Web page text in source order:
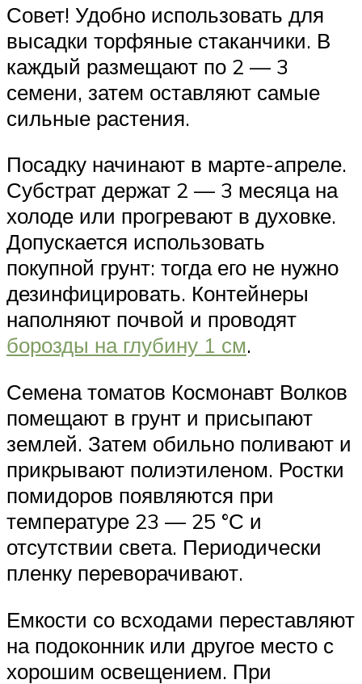
Совет! Удобно использовать для
высадки торфяные стаканчики. В
каждый размещают по 2 — 3
семени, затем оставляют самые
сильные растения.
Посадку начинают в марте-апреле.
Субстрат держат 2 — 3 месяца на
холоде или прогревают в духовке.
Допускается использовать
покупной грунт: тогда его не нужно
дезинфицировать. Контейнеры
наполняют почвой и проводят
борозды на глубину 1 см.
Семена томатов Космонавт Волков
помещают в грунт и присыпают
землей. Затем обильно поливают и
прикрывают полиэтиленом. Ростки
помидоров появляются при
температуре 23 — 25 °С и
отсутствии света. Периодически
пленку переворачивают.
Емкости со всходами переставляют
на подоконник или другое место с
хорошим освещением. При